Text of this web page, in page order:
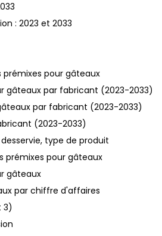
: 2023 et 2033
pour gâteaux
gâteaux par fabricant (2023-2033)
par fabricant (2023-2033)
(2023-2033)
type de produit
prémixes pour gâteaux
gâteaux
par chiffre d'affaires
3)